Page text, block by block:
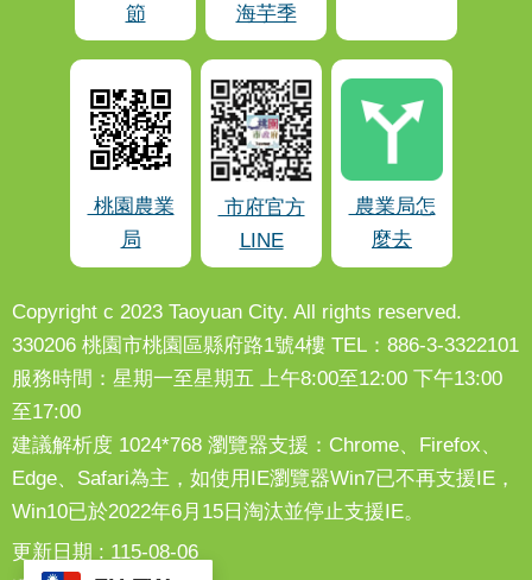
節
海芋季
桃園農業
局
市府官方
LINE
農業局怎
麼去
Copyright c 2023 Taoyuan City. All rights reserved.
330206 桃園市桃園區縣府路1號4樓 TEL：886-3-3322101
服務時間：星期一至星期五 上午8:00至12:00 下午13:00
至17:00
建議解析度 1024*768 瀏覽器支援：Chrome、Firefox、
Edge、Safari為主，如使用IE瀏覽器Win7已不再支援IE，
Win10已於2022年6月15日淘汰並停止支援IE。
更新日期
115-08-06